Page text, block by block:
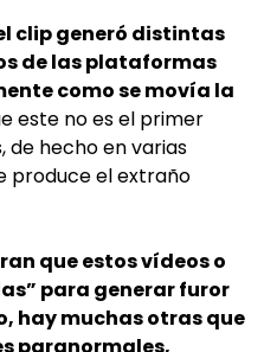
clip generó distintas
de las plataformas
como se movía la
este no es el primer
de hecho en varias
produce el extraño
que estos vídeos o
para generar furor
hay muchas otras que